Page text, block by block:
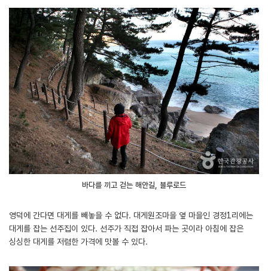
바다를 끼고 걷는 해안길, 블루로드
영덕에 간다면 대게를 빼놓을 수 없다. 대게원조마을 옆 마을인 경정1리에는
대게를 잡는 선주집이 있다. 선주가 직접 잡아서 파는 곳이라 아침에 잡은
싱싱한 대게를 저렴한 가격에 맛볼 수 있다.